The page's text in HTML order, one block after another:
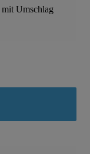
mit Umschlag